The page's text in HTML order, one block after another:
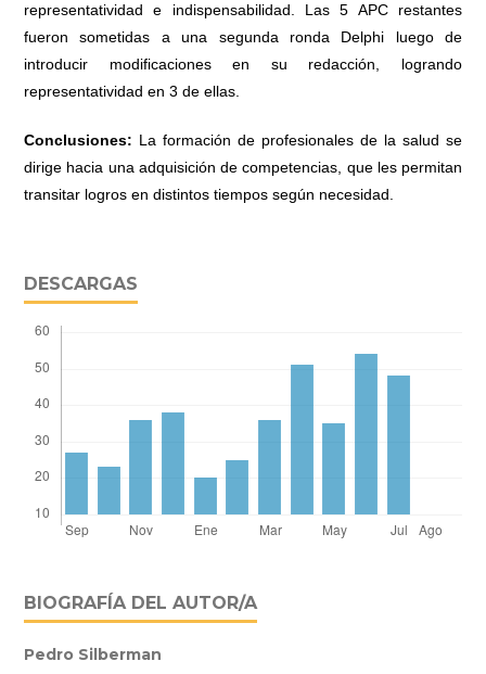
representatividad e indispensabilidad. Las 5 APC restantes
fueron sometidas a una segunda ronda Delphi luego de
introducir modificaciones en su redacción, logrando
representatividad en 3 de ellas.
Conclusiones: La formación de profesionales de la salud se
dirige hacia una adquisición de competencias, que les permitan
transitar logros en distintos tiempos según necesidad.
DESCARGAS
BIOGRAFÍA DEL AUTOR/A
Pedro Silberman